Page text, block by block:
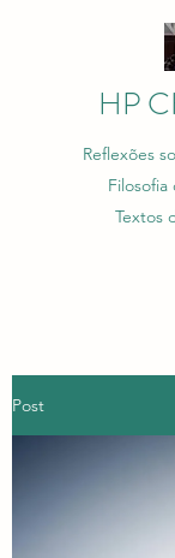
HP
Reflexões
Textos
Post